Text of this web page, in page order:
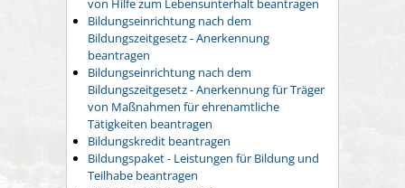
von Hilfe zum Lebensunterhalt beantragen
Bildungseinrichtung nach dem
Bildungszeitgesetz - Anerkennung
beantragen
Bildungseinrichtung nach dem
Bildungszeitgesetz - Anerkennung für Träger
von Maßnahmen für ehrenamtliche
Tätigkeiten beantragen
Bildungskredit beantragen
Bildungspaket - Leistungen für Bildung und
Teilhabe beantragen